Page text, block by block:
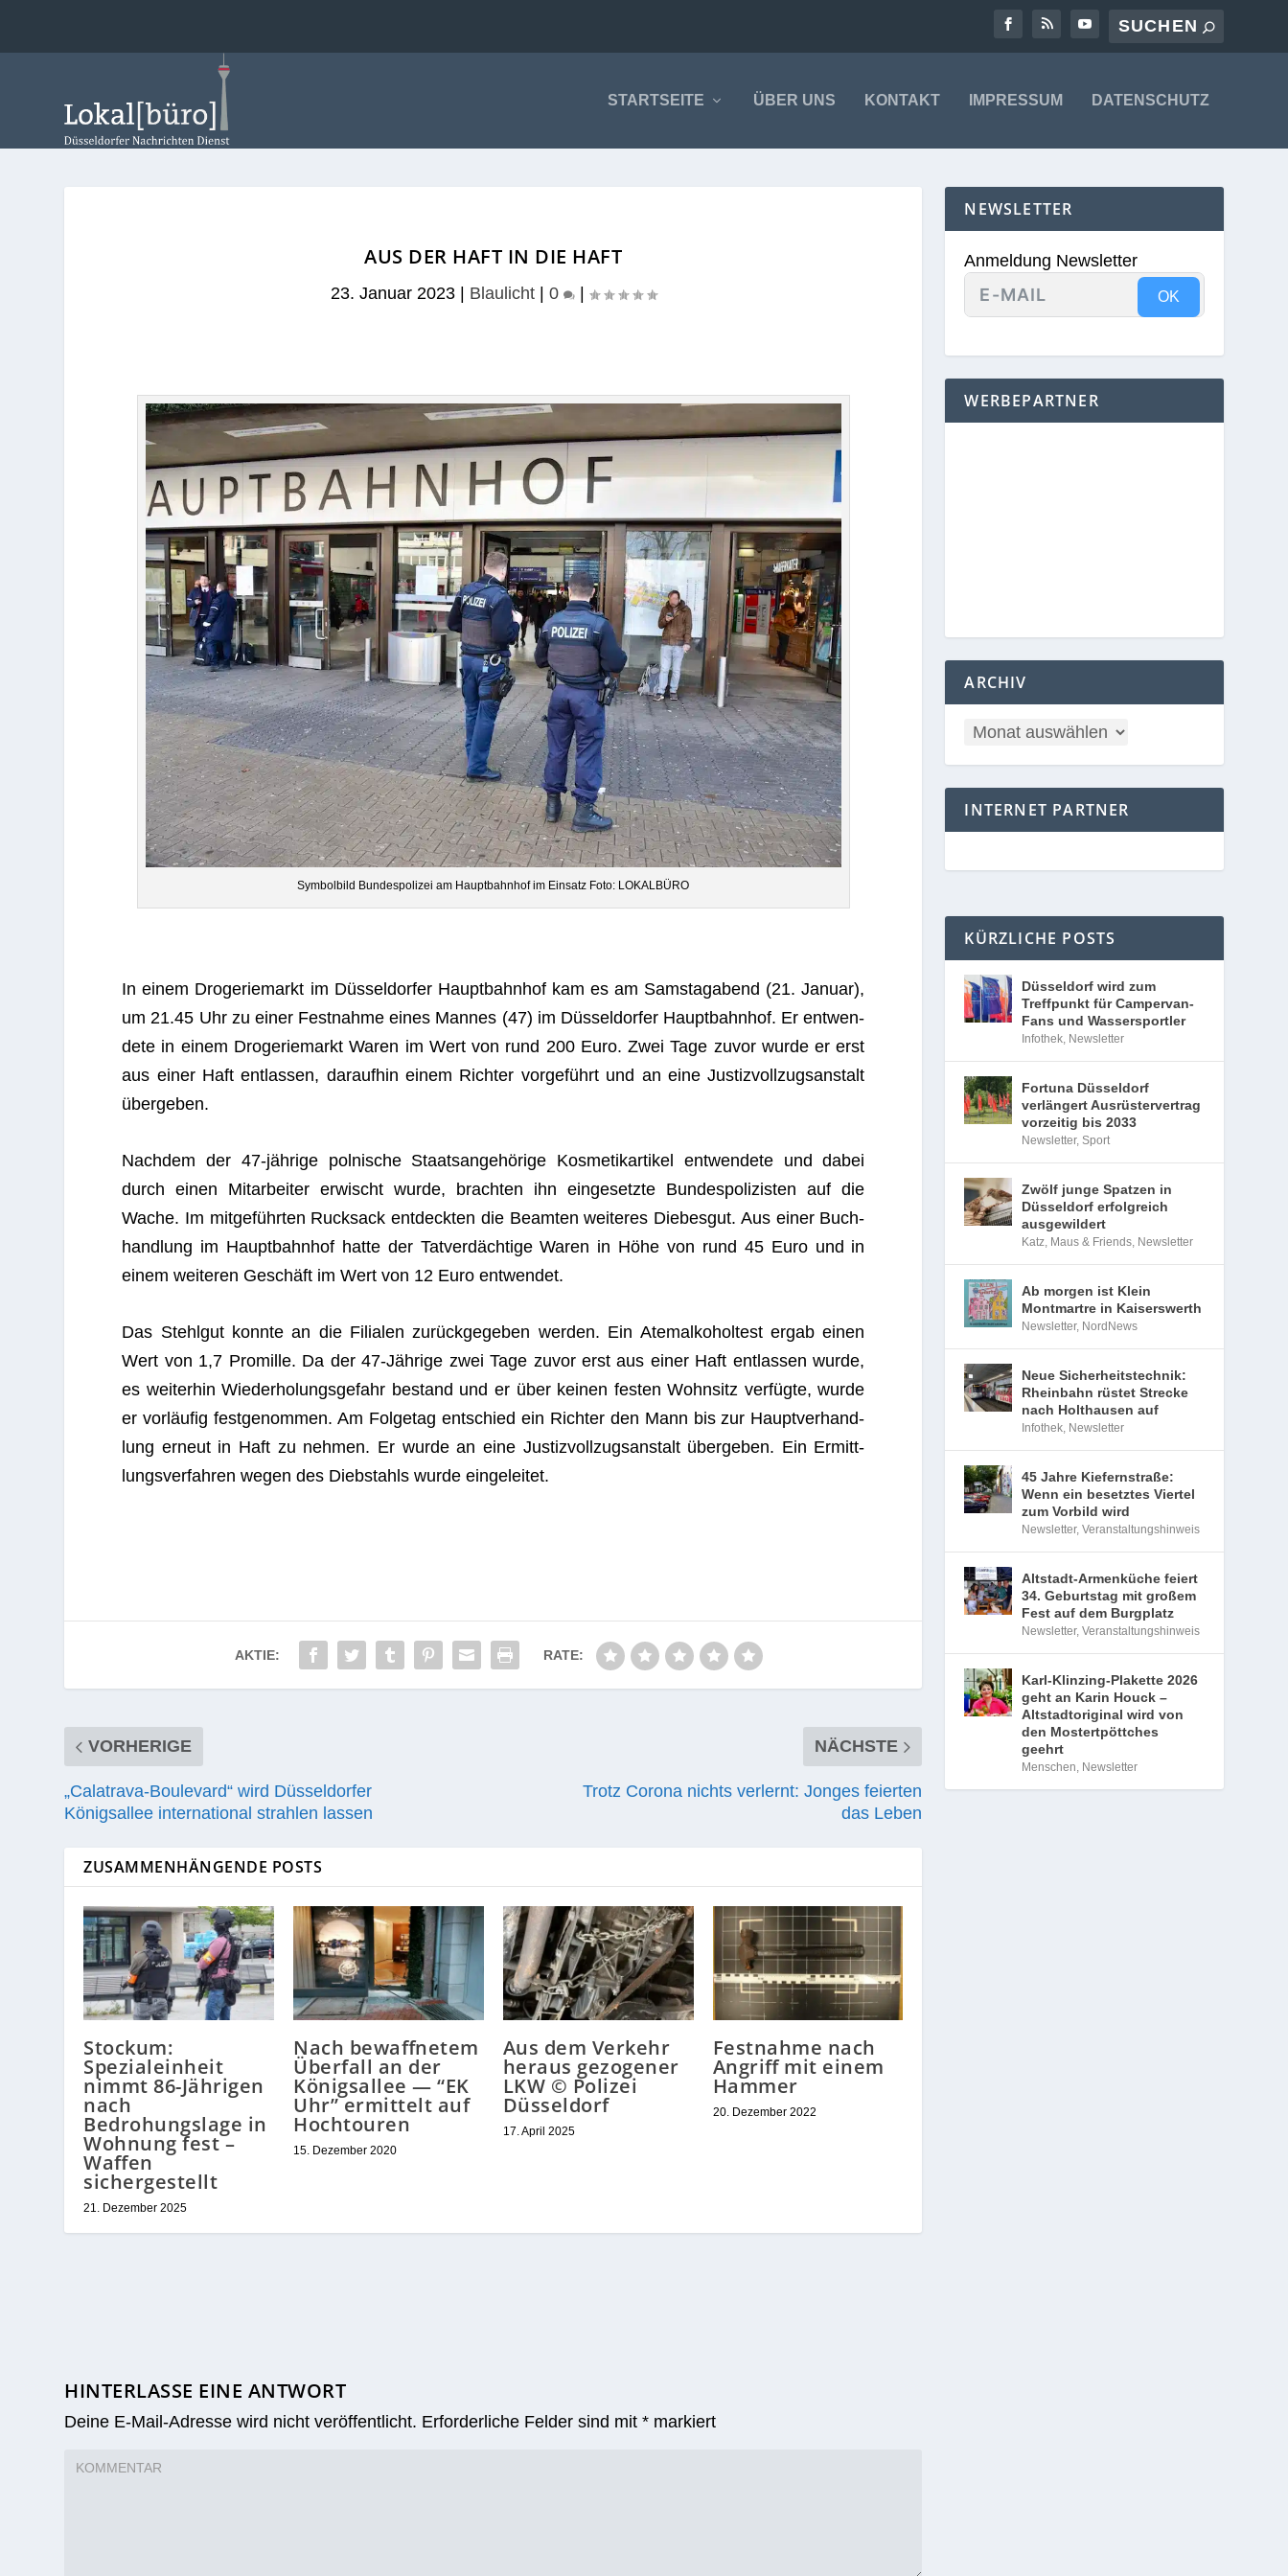
STARTSEITE ÜBER UNS KONTAKT IMPRESSUM DATENSCHUTZ
AUS DER HAFT IN DIE HAFT
23. Januar 2023| Blaulicht| 0 |
Sym­bol­bild Bun­des­po­li­zei am Haupt­bahn­hof im Ein­satz Foto: LOKALBÜRO
In einem Dro­ge­rie­markt im Düs­sel­dor­fer Haupt­bahn­hof kam es am Sams­tag­abend (21. Januar),
um 21.45 Uhr zu einer Fest­nahme eines Man­nes (47) im Düs­sel­dor­fer Haupt­bahn­hof. Er ent­wen­
dete in einem Dro­ge­rie­markt Waren im Wert von rund 200 Euro. Zwei Tage zuvor wurde er erst
aus einer Haft ent­las­sen, dar­auf­hin einem Rich­ter vor­ge­führt und an eine Jus­tiz­voll­zugs­an­stalt
übergeben.
Nach­dem der 47-jäh­rige pol­ni­sche Staats­an­ge­hö­rige Kos­me­tik­ar­ti­kel ent­wen­dete und dabei
durch einen Mit­ar­bei­ter erwischt wurde, brach­ten ihn ein­ge­setzte Bun­des­po­li­zis­ten auf die
Wache. Im mit­ge­führ­ten Ruck­sack ent­deck­ten die Beam­ten wei­te­res Die­bes­gut. Aus einer Buch­
hand­lung im Haupt­bahn­hof hatte der Tat­ver­däch­tige Waren in Höhe von rund 45 Euro und in
einem wei­te­ren Geschäft im Wert von 12 Euro entwendet.
Das Stehl­gut konnte an die Filia­len zurück­ge­ge­ben wer­den. Ein Atem­al­ko­hol­test ergab einen
Wert von 1,7 Pro­mille. Da der 47-Jäh­rige zwei Tage zuvor erst aus einer Haft ent­las­sen wurde,
es wei­ter­hin Wie­der­ho­lungs­ge­fahr bestand und er über kei­nen fes­ten Wohn­sitz ver­fügte, wurde
er vor­läu­fig fest­ge­nom­men. Am Fol­ge­tag ent­schied ein Rich­ter den Mann bis zur Haupt­ver­hand­
lung erneut in Haft zu neh­men. Er wurde an eine Jus­tiz­voll­zugs­an­stalt über­ge­ben. Ein Ermitt­
lungs­ver­fah­ren wegen des Dieb­stahls wurde eingeleitet.
AKTIE: RATE:
VORHERIGE
„Calatrava-Boulevard“ wird Düsseldorfer
Königsallee international strahlen lassen
NÄCHSTE
Trotz Corona nichts verlernt: Jonges feierten
das Leben
ZUSAMMENHÄNGENDE POSTS
Stockum:
Spezialeinheit
nimmt 86-Jährigen
nach
Bedrohungslage in
Wohnung fest –
Waffen
sichergestellt
21. Dezember 2025
Nach bewaffnetem
Überfall an der
Königsallee — “EK
Uhr” ermittelt auf
Hochtouren
15. Dezember 2020
Aus dem Verkehr
heraus gezogener
LKW © Polizei
Düsseldorf
17. April 2025
Festnahme nach
Angriff mit einem
Hammer
20. Dezember 2022
HINTERLASSE EINE ANTWORT
Deine E-Mail-Adresse wird nicht veröffentlicht. Erforderliche Felder sind mit* markiert
NEWSLETTER
Anmeldung Newsletter
OK
WERBEPARTNER
ARCHIV
INTERNET PARTNER
KÜRZLICHE POSTS
Düsseldorf wird zum
Treffpunkt für Campervan-
Fans und Wassersportler
Infothek, Newsletter
Fortuna Düsseldorf
verlängert Ausrüstervertrag
vorzeitig bis 2033
Newsletter,Sport
Zwölf junge Spatzen in
Düsseldorf erfolgreich
ausgewildert
Katz, Maus & Friends, Newsletter
Ab morgen ist Klein
Montmartre in Kaiserswerth
Newsletter, NordNews
Neue Sicherheitstechnik:
Rheinbahn rüstet Strecke
nach Holthausen auf
Infothek, Newsletter
45 Jahre Kiefernstraße:
Wenn ein besetztes Viertel
zum Vorbild wird
Newsletter,Veranstaltungshinweis
Altstadt-Armenküche feiert
34. Geburtstag mit großem
Fest auf dem Burgplatz
Newsletter,Veranstaltungshinweis
Karl-Klinzing-Plakette 2026
geht an Karin Houck –
Altstadtoriginal wird von
den Mostertpöttches
geehrt
Menschen, Newsletter